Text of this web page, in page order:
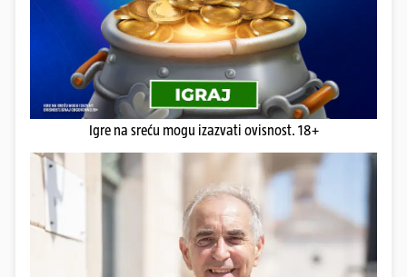
Igre na sreću mogu izazvati ovisnost. 18+